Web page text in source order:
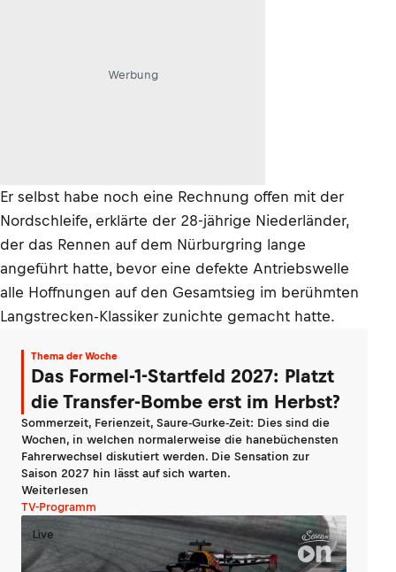
Werbung
Er selbst habe noch eine Rechnung offen mit der
Nordschleife, erklärte der 28-jährige Niederländer,
der das Rennen auf dem Nürburgring lange
angeführt hatte, bevor eine defekte Antriebswelle
alle Hoffnungen auf den Gesamtsieg im berühmten
Langstrecken-Klassiker zunichte gemacht hatte.
Thema der Woche
Das Formel-1-Startfeld 2027: Platzt
die Transfer-Bombe erst im Herbst?
Sommerzeit, Ferienzeit, Saure-Gurke-Zeit: Dies sind die
Wochen, in welchen normalerweise die hanebüchensten
Fahrerwechsel diskutiert werden. Die Sensation zur
Saison 2027 hin lässt auf sich warten.
Weiterlesen
TV-Programm
Live